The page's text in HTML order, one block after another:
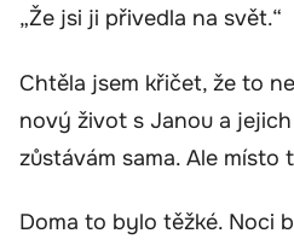
„Že jsi ji přivedla na svět.“
Chtěla jsem křičet, že to
nový život s Janou a
zůstávám sama. Ale
Doma to bylo těžké. Noci